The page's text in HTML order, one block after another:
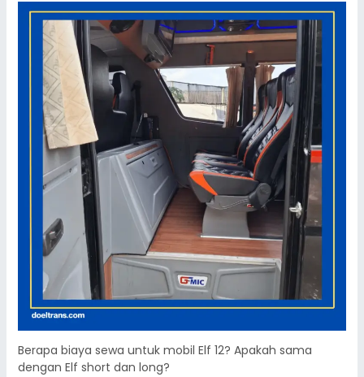
Berapa biaya sewa untuk mobil Elf 12? Apakah sama
dengan Elf short dan long?